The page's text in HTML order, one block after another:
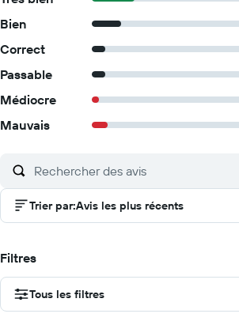
Bien
Correct
Passable
Médiocre
Mauvais
Trier par:Avis les plus récents
Filtres
Tous les filtres